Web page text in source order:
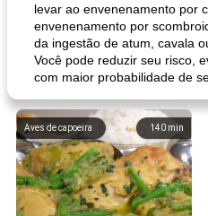
levar ao envenenamento por
envenenamento por
da ingestão de atum, cavala
Você pode reduzir seu risco,
com maior probabilidade de
140 min
Aves de capoeira